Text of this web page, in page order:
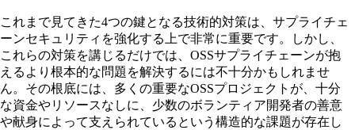
これまで見てきた4つの鍵となる技術的対策は、サプライチェ
ーンセキュリティを強化する上で非常に重要です。しかし、
これらの対策を講じるだけでは、OSSサプライチェーンが抱
えるより根本的な問題を解決するには不十分かもしれませ
ん。その根底には、多くの重要なOSSプロジェクトが、十分
な資金やリソースなしに、少数のボランティア開発者の善意
や献身によって支えられているという構造的な課題が存在し